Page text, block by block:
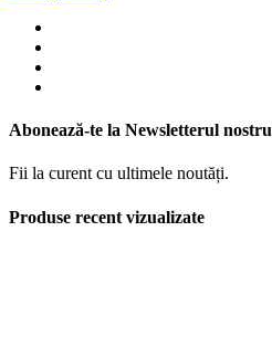
Abonează-te la Newsletterul nostru
Fii la curent cu ultimele noutăți.
Produse recent vizualizate